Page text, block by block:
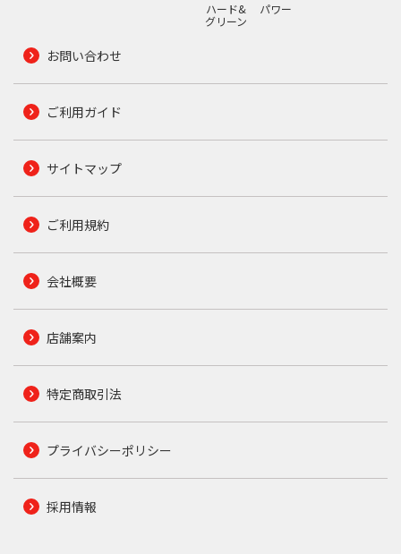
ハード&
グリーン
パワー
お問い合わせ
ご利用ガイド
サイトマップ
ご利用規約
会社概要
店舗案内
特定商取引法
プライバシーポリシー
採用情報